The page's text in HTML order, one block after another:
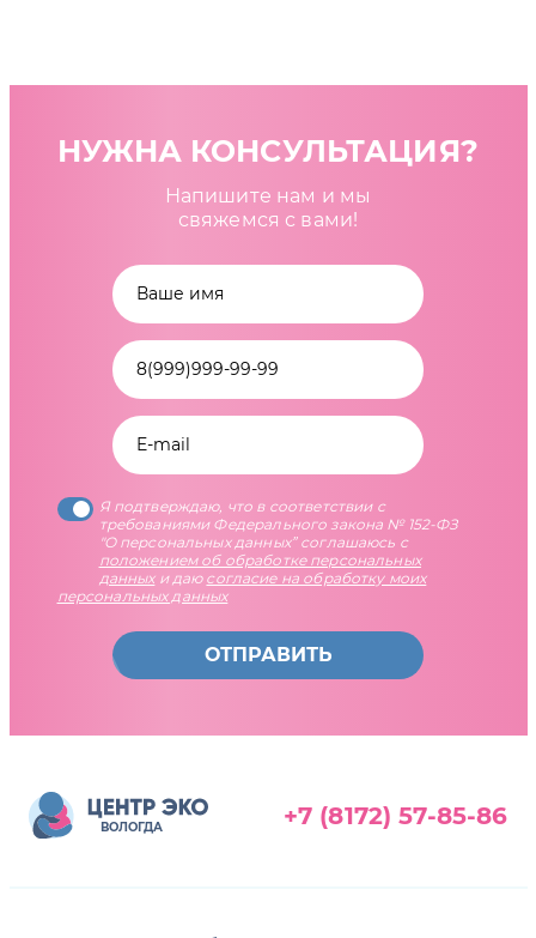
НУЖНА КОНСУЛЬТАЦИЯ?
Напишите нам и мы
свяжемся с вами!
Я подтверждаю, что в соответствии с
требованиями Федерального закона № 152-ФЗ
"О персональных данных” соглашаюсь с
положением об обработке персональных
данныхи даю согласие на обработку моих
персональных данных
ОТПРАВИТЬ
ВОЛОГДА +7 (8172) 57-85-86